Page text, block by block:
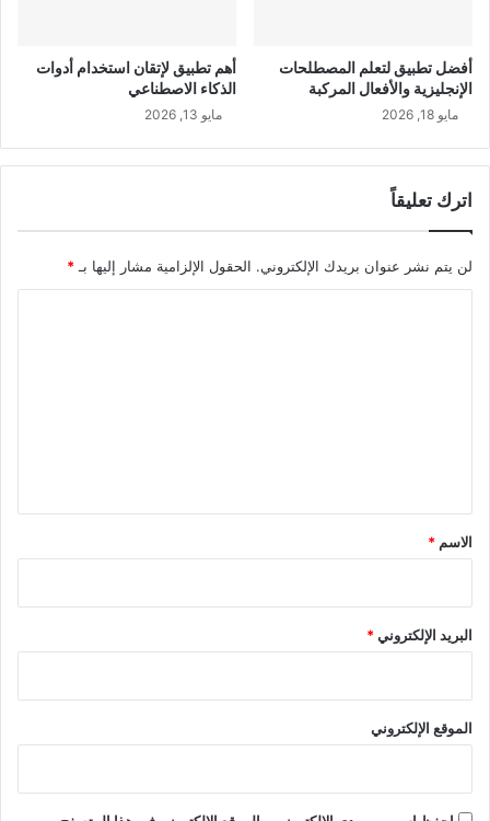
أفضل تطبيق لتعلم المصطلحات
الإنجليزية والأفعال المركبة
مايو 18, 2026
أهم تطبيق لإتقان استخدام أدوات
الذكاء الاصطناعي
مايو 13, 2026
اترك تعليقاً
لن يتم نشر عنوان بريدك الإلكتروني. الحقول الإلزامية مشار إليها بـ *
*
الاسم *
البريد الإلكتروني*
الموقع الإلكتروني